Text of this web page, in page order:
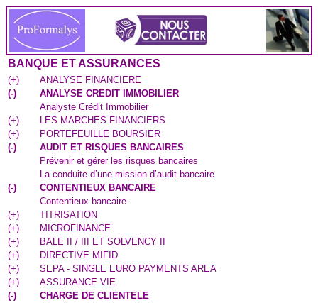
BANQUE ET ASSURANCES
(+)
ANALYSE FINANCIERE
(-)
ANALYSE CREDIT IMMOBILIER
Analyste Crédit Immobilier
(+)
LES MARCHES FINANCIERS
(+)
PORTEFEUILLE BOURSIER
(-)
AUDIT ET RISQUES BANCAIRES
Prévenir et gérer les risques bancaires
La conduite d’une mission d’audit bancaire
(-)
CONTENTIEUX BANCAIRE
Contentieux bancaire
(+)
TITRISATION
(+)
MICROFINANCE
(+)
BALE II / III ET SOLVENCY II
(+)
DIRECTIVE MIFID
(+)
SEPA - SINGLE EURO PAYMENTS AREA
(+)
ASSURANCE VIE
(-)
CHARGE DE CLIENTELE